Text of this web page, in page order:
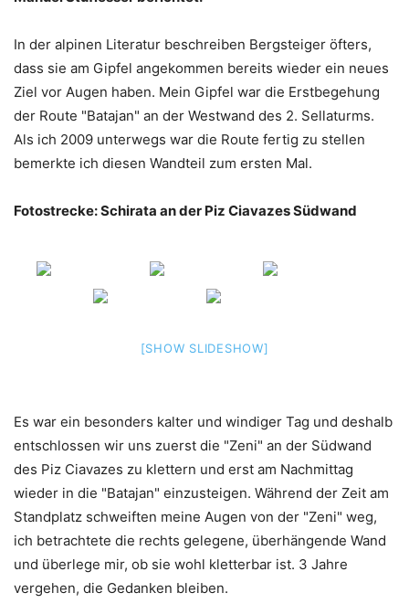
In der alpinen Literatur beschreiben Bergsteiger öfters,
dass sie am Gipfel angekommen bereits wieder ein neues
Ziel vor Augen haben. Mein Gipfel war die Erstbegehung
der Route "Batajan" an der Westwand des 2. Sellaturms.
Als ich 2009 unterwegs war die Route fertig zu stellen
bemerkte ich diesen Wandteil zum ersten Mal.
Fotostrecke: Schirata an der Piz Ciavazes Südwand
[SHOW SLIDESHOW]
Es war ein besonders kalter und windiger Tag und deshalb
entschlossen wir uns zuerst die "Zeni" an der Südwand
des Piz Ciavazes zu klettern und erst am Nachmittag
wieder in die "Batajan" einzusteigen. Während der Zeit am
Standplatz schweiften meine Augen von der "Zeni" weg,
ich betrachtete die rechts gelegene, überhängende Wand
und überlege mir, ob sie wohl kletterbar ist. 3 Jahre
vergehen, die Gedanken bleiben.